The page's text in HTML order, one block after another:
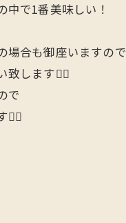
で1番美味しい！
場合も御座いますので
します🙇‍♂️
で
🙇‍♂️